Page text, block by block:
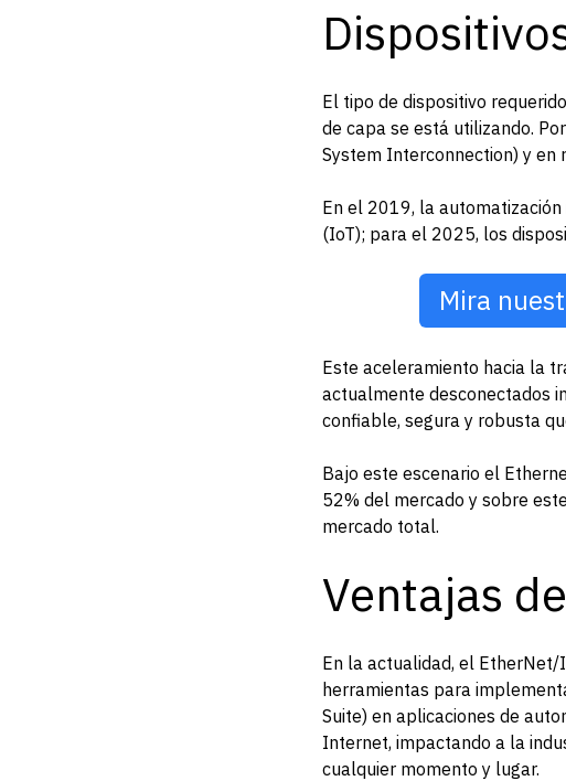
El tipo de dispositivo
de capa se está utilizando.
System Interconnection) y en
En el 2019, la
(IoT); para el 2025, los
Mira
Este aceleramiento hacia la
actualmente desconectados
confiable, segura y robusta
Bajo este escenario el
52% del mercado y sobre
mercado total.
Ventajas
En la actualidad, el EtherNet/
herramientas para
Suite) en aplicaciones de
Internet, impactando a la
cualquier momento y lugar.